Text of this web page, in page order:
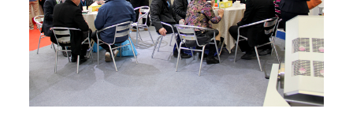
2017-06-16
2017聯動科技類比IC測試技術研討會在西安
積體電路中心圓滿舉辦